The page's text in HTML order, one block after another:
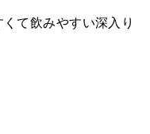
て飲みやすい深入り